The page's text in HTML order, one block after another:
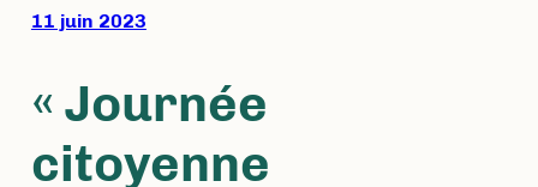
11 juin 2023
« Journée
citoyenne